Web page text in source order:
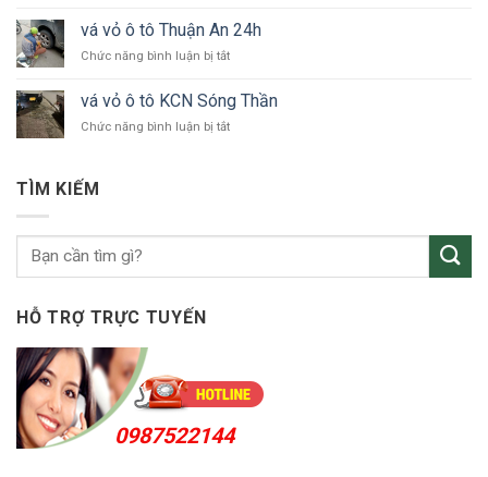
KCN
vỏ
xe
ô
Bắc
Tân
Uyên
vá vỏ ô tô Thuận An 24h
Chức năng bình luận bị tắtở
ô
tô
vá vỏ ô tô KCN Sóng Thần
Chức năng bình luận bị tắtở
Sóng
TÌM KIẾM
HỖ TRỢ TRỰC TUYẾN
0987522144